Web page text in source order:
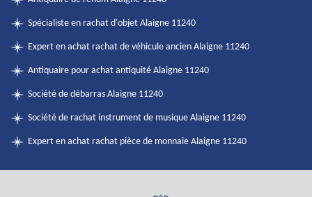
Spécialiste en rachat d'objet Alaigne 11240
Expert en achat rachat de véhicule ancien Alaigne 11240
Antiquaire pour achat antiquité Alaigne 11240
Société de débarras Alaigne 11240
Société de rachat instrument de musique Alaigne 11240
Expert en achat rachat pièce de monnaie Alaigne 11240